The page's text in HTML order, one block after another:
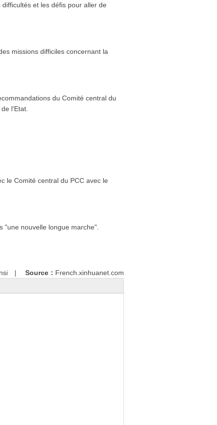
et les défis pour aller de
missions difficiles concernant la
du Comité central du
l'Etat.
le Comité central du PCC avec le
"une nouvelle longue marche".
| Source： French.xinhuanet.com